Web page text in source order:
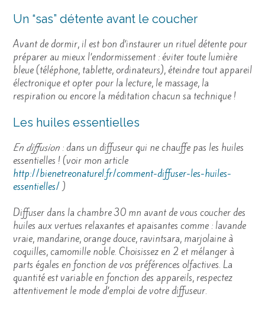
Un “sas” détente avant le coucher
Avant de dormir, il est bon d’instaurer un rituel détente pour
préparer au mieux l’endormissement : éviter toute lumière
bleue (téléphone, tablette, ordinateurs), éteindre tout appareil
électronique et opter pour la lecture, le massage, la
respiration ou encore la méditation chacun sa technique !
Les huiles essentielles
En diffusion : dans un diffuseur qui ne chauffe pas les huiles
essentielles ! (voir mon article
http://bienetreonaturel.fr/comment-diffuser-les-huiles-
essentielles/ )
Diffuser dans la chambre 30 mn avant de vous coucher des
huiles aux vertues relaxantes et apaisantes comme : lavande
vraie, mandarine, orange douce, ravintsara, marjolaine à
coquilles, camomille noble. Choisissez en 2 et mélanger à
parts égales en fonction de vos préférences olfactives. La
quantité est variable en fonction des appareils, respectez
attentivement le mode d’emploi de votre diffuseur.